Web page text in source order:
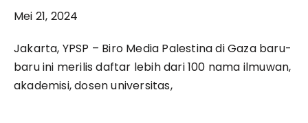
Mei 21, 2024
Jakarta, YPSP – Biro Media Palestina di Gaza baru-
baru ini merilis daftar lebih dari 100 nama ilmuwan,
akademisi, dosen universitas,